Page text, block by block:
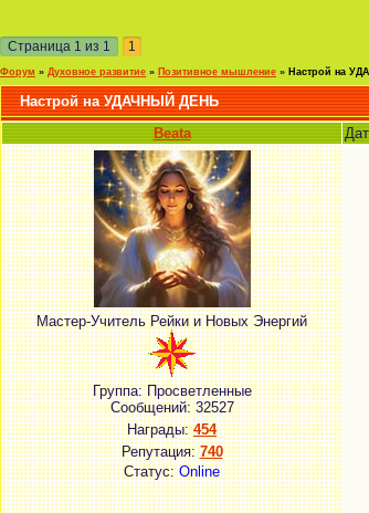
Страница 1 из 1 1
Форум » Духовное развитие » Позитивное мышление » Настрой на
Настрой на УДАЧНЫЙ ДЕНЬ
Beata
Мастер-Учитель Рейки и Новых Энергий
Группа: Просветленные
Сообщений:32527
Награды:454
Репутация:740
Статус:Online